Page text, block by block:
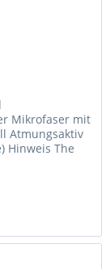
Mikrofaser mit
Atmungsaktiv
Hinweis The